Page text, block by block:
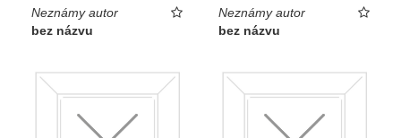
Neznámy autor
bez názvu
Neznámy autor
bez názvu